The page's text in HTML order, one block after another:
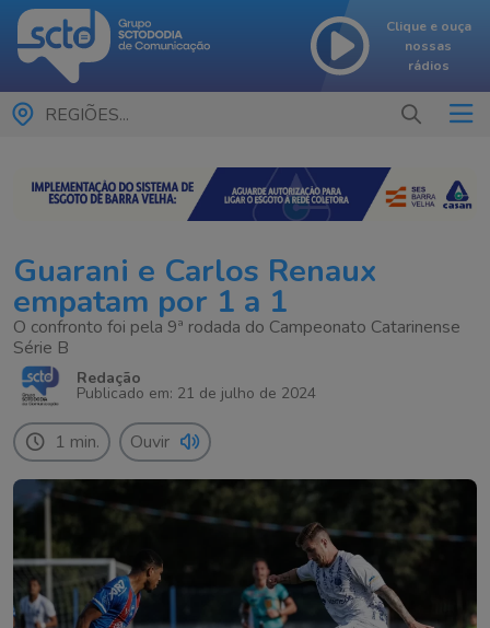
Clique e ouça
nossas
rádios
REGIÕES...
Guarani e Carlos Renaux
empatam por 1 a 1
O confronto foi pela 9ª rodada do Campeonato Catarinense
Série B
Redação
Publicado em: 21 de julho de 2024
1 min. Ouvir